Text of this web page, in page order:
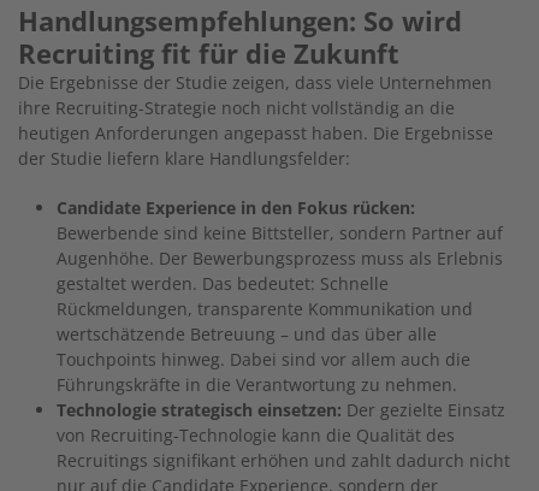
Handlungsempfehlungen: So wird
Recruiting fit für die Zukunft
Die Ergebnisse der Studie zeigen, dass viele Unternehmen
ihre Recruiting-Strategie noch nicht vollständig an die
heutigen Anforderungen angepasst haben. Die Ergebnisse
der Studie liefern klare Handlungsfelder:
Candidate Experience in den Fokus rücken:
Bewerbende sind keine Bittsteller, sondern Partner auf
Augenhöhe. Der Bewerbungsprozess muss als Erlebnis
gestaltet werden. Das bedeutet: Schnelle
Rückmeldungen, transparente Kommunikation und
wertschätzende Betreuung – und das über alle
Touchpoints hinweg. Dabei sind vor allem auch die
Führungskräfte in die Verantwortung zu nehmen.
Technologie strategisch einsetzen: Der gezielte Einsatz
von Recruiting-Technologie kann die Qualität des
Recruitings signifikant erhöhen und zahlt dadurch nicht
nur auf die Candidate Experience, sondern der